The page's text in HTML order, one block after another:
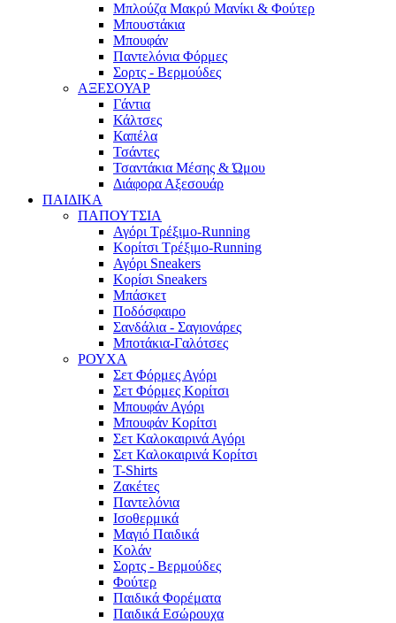
Μπλούζα Μακρύ Μανίκι & Φούτερ
Μπουστάκια
Μπουφάν
Παντελόνια Φόρμες
Σορτς - Βερμούδες
ΑΞΕΣΟΥΑΡ
Γάντια
Κάλτσες
Καπέλα
Τσάντες
Τσαντάκια Μέσης & Ώμου
Διάφορα Αξεσουάρ
ΠΑΙΔΙΚΑ
ΠΑΠΟΥΤΣΙΑ
Αγόρι Τρέξιμο-Running
Κορίτσι Τρέξιμο-Running
Αγόρι Sneakers
Κορίσι Sneakers
Μπάσκετ
Ποδόσφαιρο
Σανδάλια - Σαγιονάρες
Μποτάκια-Γαλότσες
ΡΟΥΧΑ
Σετ Φόρμες Αγόρι
Σετ Φόρμες Κορίτσι
Μπουφάν Αγόρι
Μπουφάν Κορίτσι
Σετ Καλοκαιρινά Αγόρι
Σετ Καλοκαιρινά Κορίτσι
T-Shirts
Ζακέτες
Παντελόνια
Ισοθερμικά
Μαγιό Παιδικά
Κολάν
Σορτς - Βερμούδες
Φούτερ
Παιδικά Φορέματα
Παιδικά Εσώρουχα